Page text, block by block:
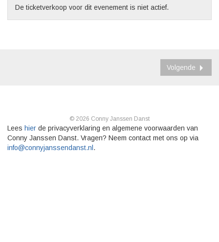
De ticketverkoop voor dit evenement is niet actief.
Volgende
© 2026 Conny Janssen Danst
Lees hier de privacyverklaring en algemene voorwaarden van
Conny Janssen Danst. Vragen? Neem contact met ons op via
info@connyjanssendanst.nl .